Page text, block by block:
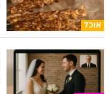
אוכל